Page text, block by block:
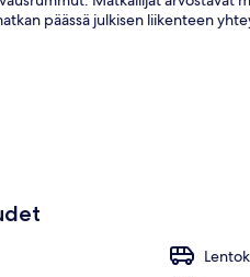
päässä julkisen liikenteen